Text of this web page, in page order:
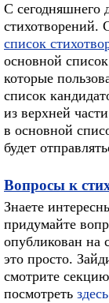
С сегодняшнего
стихотворений.
список
основной
которые
список
из верхней
в основной
будет
Вопросы к
Знаете
придумайте
опубликован на
это просто.
смотрите
посмотреть здесь